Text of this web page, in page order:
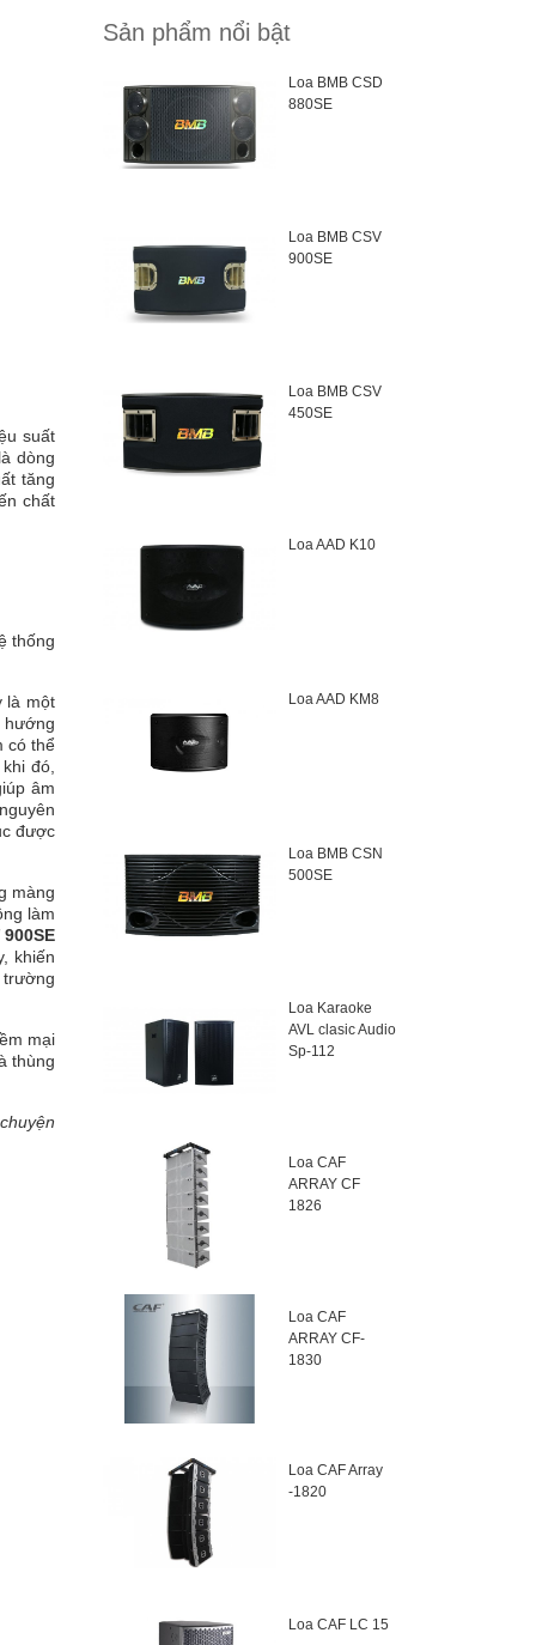
suất
dòng
tăng
chất
thống
là một
hướng
có thể
đó,
âm
được
màng
làm
khiến
trường
mại
thùng
Sản phẩm nổi bật
Loa BMB CSD
880SE
Loa BMB CSV
900SE
Loa BMB CSV
450SE
Loa AAD K10
Loa AAD KM8
Loa BMB CSN
500SE
Loa Karaoke
AVL clasic Audio
Sp-112
Loa CAF
ARRAY CF
1826
Loa CAF
ARRAY CF-
1830
Loa CAF Array
-1820
Loa CAF LC 15